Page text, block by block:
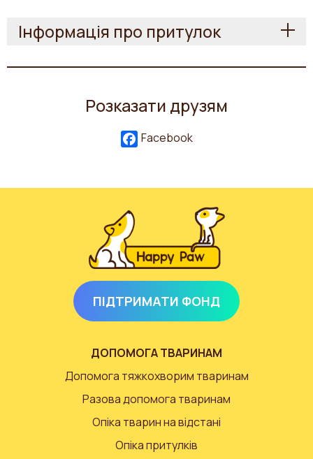
Інформація про притулок
Розказати друзям
Facebook
ПІДТРИМАТИ ФОНД
ДОПОМОГА ТВАРИНАМ
Допомога тяжкохворим тваринам
Разова допомога тваринам
Опіка тварин на відстані
Опіка притулків